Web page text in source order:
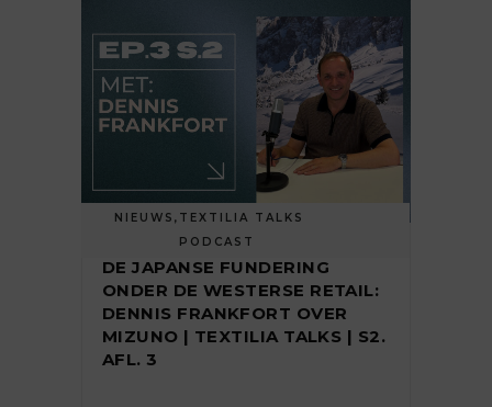
NIEUWS , TEXTILIA TALKS
PODCAST
DE JAPANSE FUNDERING
ONDER DE WESTERSE RETAIL:
DENNIS FRANKFORT OVER
MIZUNO | TEXTILIA TALKS | S2.
AFL. 3